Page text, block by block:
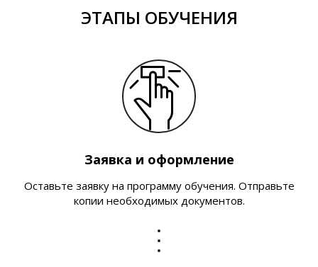
ЭТАПЫ ОБУЧЕНИЯ
Заявка и оформление
Оставьте заявку на программу обучения. Отправьте
копии необходимых документов.